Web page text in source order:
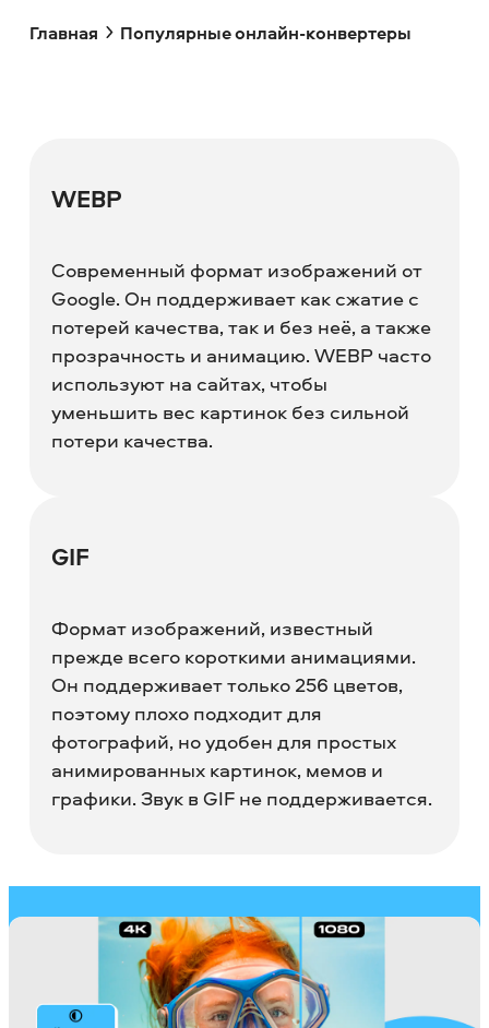
Главная Популярные онлайн-конвертеры
WEBP
Современный формат изображений от
Google. Он поддерживает как сжатие с
потерей качества, так и без неё, а также
прозрачность и анимацию. WEBP часто
используют на сайтах, чтобы
уменьшить вес картинок без сильной
потери качества.
GIF
Формат изображений, известный
прежде всего короткими анимациями.
Он поддерживает только 256 цветов,
поэтому плохо подходит для
фотографий, но удобен для простых
анимированных картинок, мемов и
графики. Звук в GIF не поддерживается.